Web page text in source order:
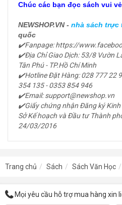
Chúc các bạn đọc sách vui
NEWSHOP.VN - nhà sách trực
quốc
✔️Fanpage: https://
✔️Địa Chỉ Giao Dịch: 53/8 Vườn
Tân Phú - TP.Hồ Chí Minh
✔️Hotline Đặt Hàng: 028 777 22
354 135 -0353 854 946
✔️Email: support@newshop.vn
✔️Giấy chứng nhận Đăng ký
Sở Kế hoạch và Đầu tư Thành
24/03/2016
Trang chủ Sách Sách Văn Học
Mọi yêu cầu hỗ trợ mua hàng xin